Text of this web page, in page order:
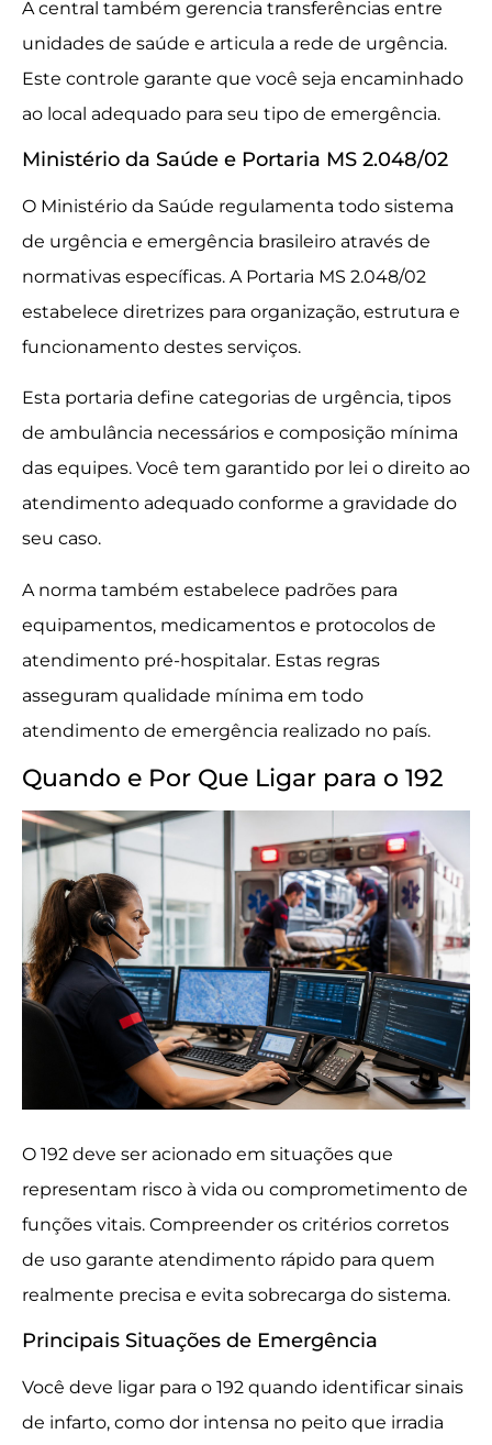
A central também gerencia transferências entre
unidades de saúde e articula a rede de urgência.
Este controle garante que você seja encaminhado
ao local adequado para seu tipo de emergência.
Ministério da Saúde e Portaria MS 2.048/02
O Ministério da Saúde regulamenta todo sistema
de urgência e emergência brasileiro através de
normativas específicas. A Portaria MS 2.048/02
estabelece diretrizes para organização, estrutura e
funcionamento destes serviços.
Esta portaria define categorias de urgência, tipos
de ambulância necessários e composição mínima
das equipes. Você tem garantido por lei o direito ao
atendimento adequado conforme a gravidade do
seu caso.
A norma também estabelece padrões para
equipamentos, medicamentos e protocolos de
atendimento pré-hospitalar. Estas regras
asseguram qualidade mínima em todo
atendimento de emergência realizado no país.
Quando e Por Que Ligar para o 192
O 192 deve ser acionado em situações que
representam risco à vida ou comprometimento de
funções vitais. Compreender os critérios corretos
de uso garante atendimento rápido para quem
realmente precisa e evita sobrecarga do sistema.
Principais Situações de Emergência
Você deve ligar para o 192 quando identificar sinais
de infarto, como dor intensa no peito que irradia